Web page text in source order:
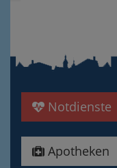
Notdienste
Apotheken